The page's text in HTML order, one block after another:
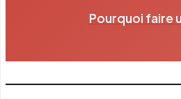
Pourquoi faire